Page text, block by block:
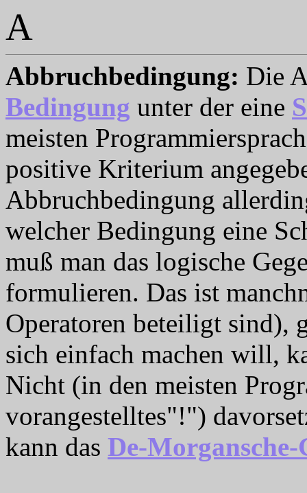
A
Abbruchbedingung: Die
Bedingung unter der eine
meisten
positive Kriterium
Abbruchbedingung
welcher Bedingung eine
muß man das logische
formulieren. Das ist
Operatoren beteiligt sind),
sich einfach machen will,
Nicht (in den meisten
vorangestelltes"!")
kann das De-Morgansche-